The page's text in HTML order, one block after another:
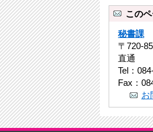
この
秘書課
〒720-
直通
Tel：
Fax：
お